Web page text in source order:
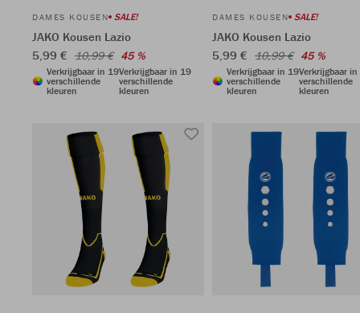
DAMES KOUSEN SALE!
JAKO Kousen Lazio
5,99 € 10,99 € 45 %
Verkrijgbaar in 19
verschillende
kleuren
Verkrijgbaar in 19
verschillende
kleuren
DAMES KOUSEN SALE!
JAKO Kousen Lazio
5,99 € 10,99 € 45 %
Verkrijgbaar in 19
verschillende
kleuren
Verkrijgbaar
verschillende
kleuren